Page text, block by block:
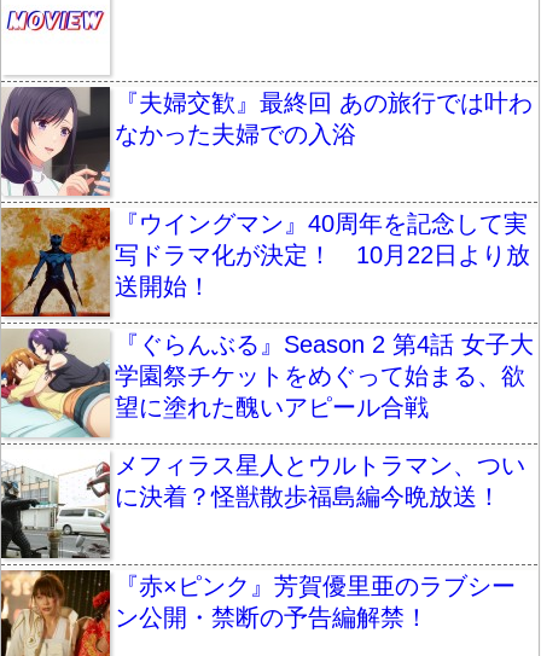
『夫婦交歓』最終回 あの旅行では叶わ
なかった夫婦での入浴
『ウイングマン』40周年を記念して実
写ドラマ化が決定！ 10月22日より放
送開始！
『ぐらんぶる』Season 2 第4話 女子大
学園祭チケットをめぐって始まる、欲
望に塗れた醜いアピール合戦
メフィラス星人とウルトラマン、つい
に決着？怪獣散歩福島編今晩放送！
『赤×ピンク』芳賀優里亜のラブシー
ン公開・禁断の予告編解禁！